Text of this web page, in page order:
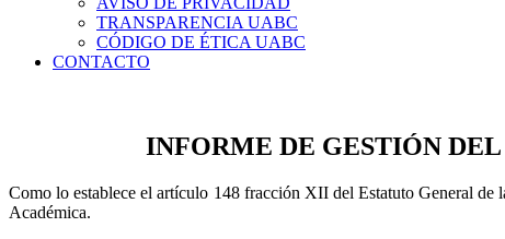
TRANSPARENCIA UABC
CÓDIGO DE ÉTICA UABC
CONTACTO
INFORME DE GESTIÓN
Como lo establece el artículo 148 fracción XII del Estatuto General
Académica.